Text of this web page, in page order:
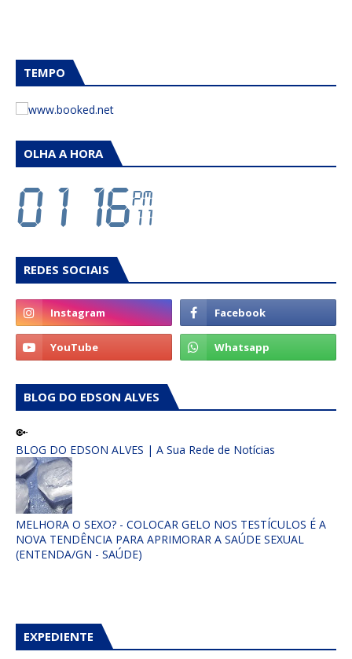
TEMPO
OLHA A HORA
REDES SOCIAIS
BLOG DO EDSON ALVES
BLOG DO EDSON ALVES | A Sua Rede de Notícias
MELHORA O SEXO? - COLOCAR GELO NOS TESTÍCULOS É A
NOVA TENDÊNCIA PARA APRIMORAR A SAÚDE SEXUAL
(ENTENDA/GN - SAÚDE)
EXPEDIENTE